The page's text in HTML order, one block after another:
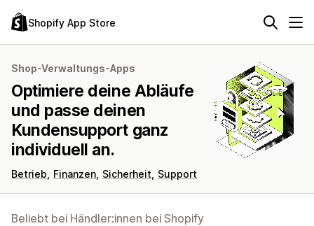
Shopify App Store
Shop-Verwaltungs-Apps
Optimiere deine Abläufe
und passe deinen
Kundensupport ganz
individuell an.
Betrieb Finanzen Sicherheit Support
Beliebt bei Händler:innen bei Shopify